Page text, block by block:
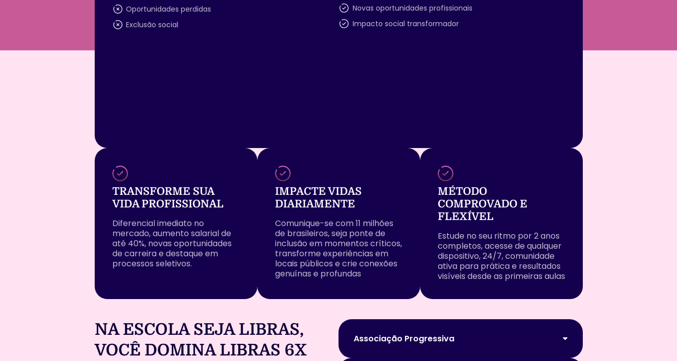
Oportunidades perdidas
Exclusão social
Novas oportunidades profissionais
Impacto social transformador
TRANSFORME SUA
VIDA PROFISSIONAL
Diferencial imediato no
mercado, aumento salarial de
até 40%, novas oportunidades
de carreira e destaque em
processos seletivos.
IMPACTE VIDAS
DIARIAMENTE
Comunique-se com 11 milhões
de brasileiros, seja ponte de
inclusão em momentos críticos,
transforme experiências em
locais públicos e crie conexões
genuínas e profundas
MÉTODO
COMPROVADO E
FLEXÍVEL
Estude no seu ritmo por 2 anos
completos, acesse de qualquer
dispositivo, 24/7, comunidade
ativa para prática e resultados
visíveis desde as primeiras aulas
NA ESCOLA SEJA LIBRAS,
VOCÊ DOMINA LIBRAS 6X
Associação Progressiva